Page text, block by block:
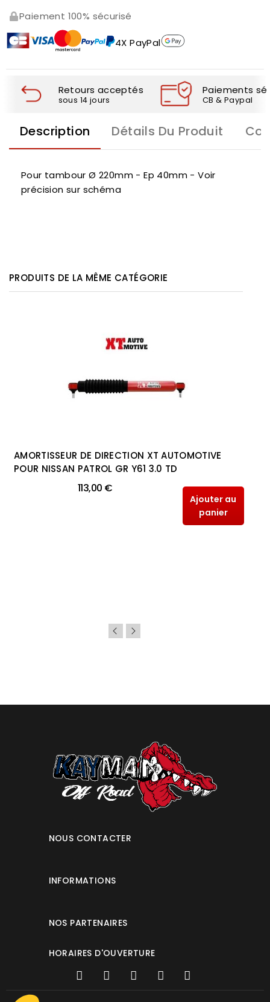
Paiement 100% sécurisé
4X PayPal
Retours acceptés
sous 14 jours
Paiements
CB & Paypal
Description Détails Du Produit
Pour tambour Ø 220mm - Ep 40mm - Voir
précision sur schéma
PRODUITS DE LA MÊME CATÉGORIE
AMORTISSEUR DE DIRECTION XT AUTOMOTIVE
POUR NISSAN PATROL GR Y61 3.0 TD
113,00 €
Ajouter au
panier
NOUS CONTACTER
INFORMATIONS
NOS PARTENAIRES
HORAIRES D'OUVERTURE